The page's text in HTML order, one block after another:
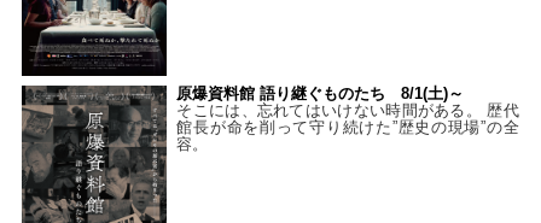
原爆資料館 語り継ぐものたち 8/1(土)～
そこには、忘れてはいけない時間がある。 歴代
館長が命を削って守り続けた”歴史の現場”の全
容。